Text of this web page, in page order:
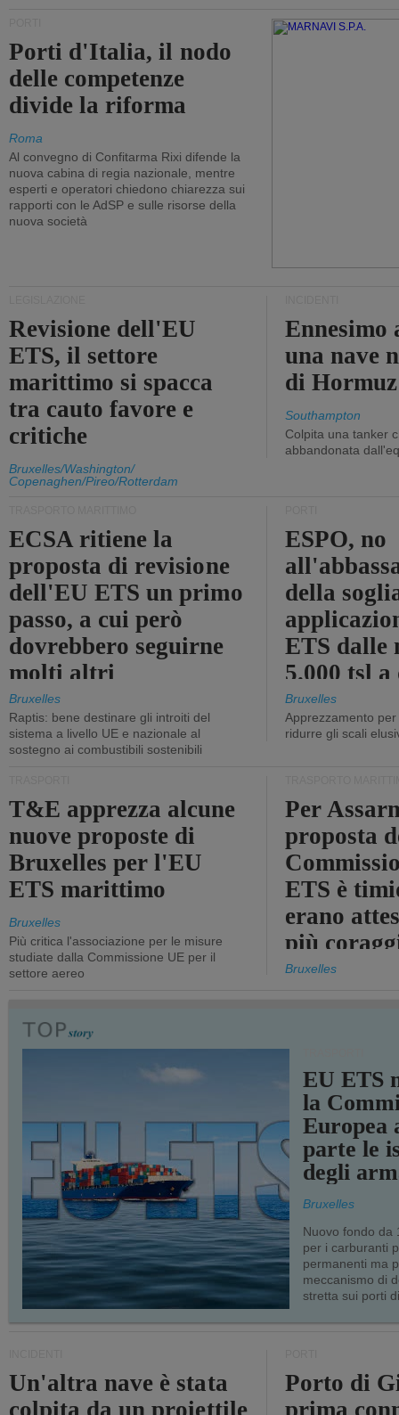
Porti d'Italia, il nodo
delle competenze
divide la riforma
Roma
Al convegno di Confitarma Rixi difende la
nuova cabina di regia nazionale, mentre
esperti e operatori chiedono chiarezza sui
rapporti con le AdSP e sulle risorse della
nuova società
Revisione dell'EU
ETS, il settore
marittimo si spacca
tra cauto favore e
critiche
Bruxelles/Washington/
Copenaghen/Pireo/Rotterdam
Ennesimo
una nave
di Hormuz
Southampton
Colpita una tanker
abbandonata
ECSA ritiene la
proposta di revisione
dell'EU ETS un primo
passo, a cui però
dovrebbero seguirne
molti altri
Bruxelles
Raptis: bene destinare gli introiti del
sistema a livello UE e nazionale al
sostegno ai combustibili sostenibili
ESPO, no
della
ETS dalle
5.000 tsl
400 tsl
Bruxelles
Apprezzamento
ridurre gli scali
T&E apprezza alcune
nuove proposte di
Bruxelles per l'EU
ETS marittimo
Bruxelles
Più critica l'associazione per le misure
studiate dalla Commissione UE per il
settore aereo
Per
proposta
ETS è
erano
più
Bruxelles
EU ETS
la
Europea
parte le
degli
Bruxelles
Nuovo fondo da
per i carburanti
permanenti ma
meccanismo di
stretta sui porti
Un'altra nave è stata
colpita da un proiettile
Porto di
prima